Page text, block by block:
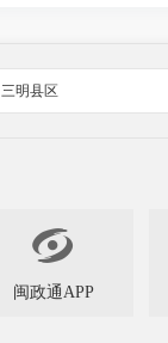
三明县区

闽政通APP